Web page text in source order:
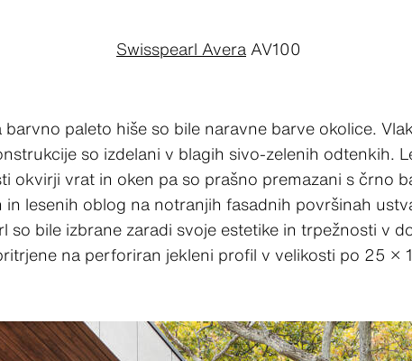
Swisspearl AveraAV100
barvno paleto hiše so bile naravne barve okolice.
so izdelani v blagih sivo-zelenih odtenkih.
okvirji vrat in oken pa so prašno premazani s črno
in lesenih oblog na notranjih fasadnih površinah
so bile izbrane zaradi svoje estetike in trpežnosti v
na perforiran jekleni profil v velikosti po 25 ×